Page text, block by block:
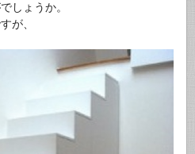
しょうか。
が、